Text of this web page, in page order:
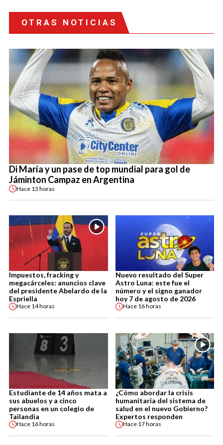
OTRAS NOTICIAS
Di María y un pase de top mundial para gol de
Jáminton Campaz en Argentina
Hace 13 horas
Impuestos, fracking y
megacárceles: anuncios clave
del presidente Abelardo de la
Espriella
Hace 14 horas
Nuevo resultado del Super
Astro Luna: este fue el
número y el signo ganador
hoy 7 de agosto de 2026
Hace 16 horas
Estudiante de 14 años mata a
sus abuelos y a cinco
personas en un colegio de
Tailandia
Hace 16 horas
¿Cómo abordar la crisis
humanitaria del sistema de
salud en el nuevo Gobierno?
Expertos responden
Hace 17 horas